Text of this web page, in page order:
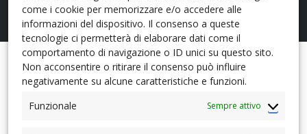
come i cookie per memorizzare e/o accedere alle
informazioni del dispositivo. Il consenso a queste
tecnologie ci permetterà di elaborare dati come il
comportamento di navigazione o ID unici su questo sito.
Non acconsentire o ritirare il consenso può influire
negativamente su alcune caratteristiche e funzioni.
Funzionale
Sempre attivo
Opzioni di Ricerca